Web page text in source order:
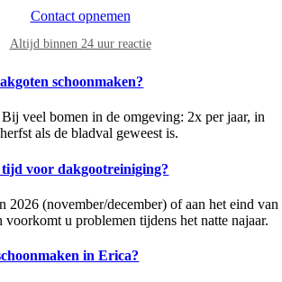
Contact opnemen
Altijd binnen 24 uur reactie
schoonmaken?
veel bomen in de omgeving: 2x per jaar, in
als de bladval geweest is.
tijd voor dakgootreiniging?
2026 (november/december) of aan het eind van
voorkomt u problemen tijdens het natte najaar.
in Erica?